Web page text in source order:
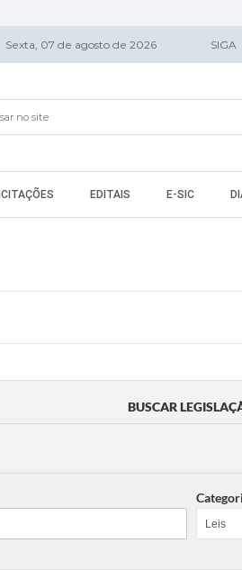
SIGA
Sexta, 07 de agosto de 2026
EDITAIS E-SIC
BUSCAR